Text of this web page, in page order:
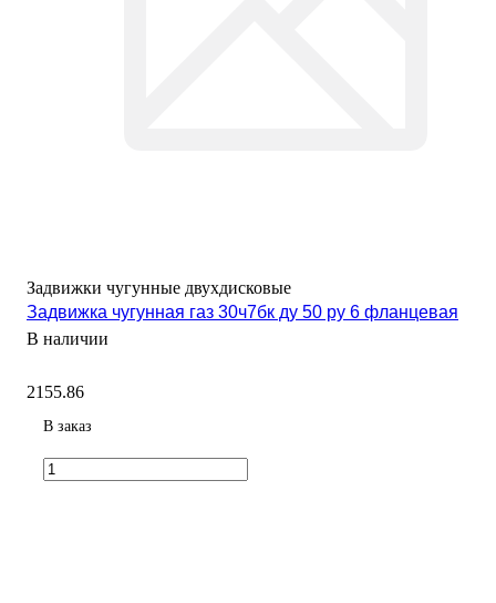
Задвижки чугунные двухдисковые
Задвижка чугунная газ 30ч7бк ду 50 ру 6 фланцевая
В наличии
2155.86
В заказ